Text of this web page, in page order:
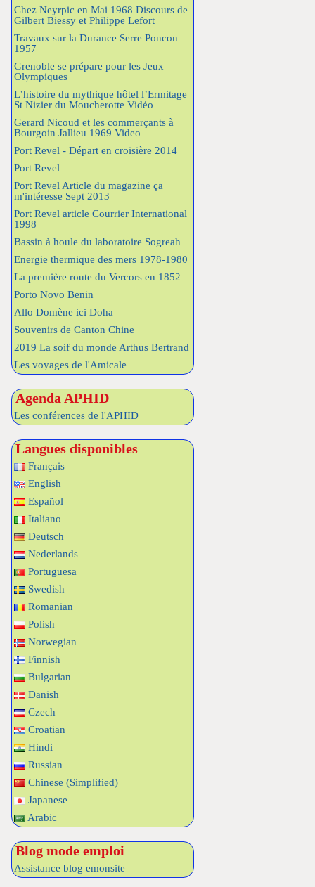
Chez Neyrpic en Mai 1968 Discours de
Gilbert Biessy et Philippe Lefort
Travaux sur la Durance Serre Poncon
1957
Grenoble se prépare pour les Jeux
Olympiques
L’histoire du mythique hôtel l’Ermitage
St Nizier du Moucherotte Vidéo
Gerard Nicoud et les commerçants à
Bourgoin Jallieu 1969 Video
Port Revel - Départ en croisière 2014
Port Revel
Port Revel Article du magazine ça
m'intéresse Sept 2013
Port Revel article Courrier International
1998
Bassin à houle du laboratoire Sogreah
Energie thermique des mers 1978-1980
La première route du Vercors en 1852
Porto Novo Benin
Allo Domène ici Doha
Souvenirs de Canton Chine
2019 La soif du monde Arthus Bertrand
Les voyages de l'Amicale
Agenda APHID
Les conférences de l'APHID
Langues disponibles
Français
English
Español
Italiano
Deutsch
Nederlands
Portuguesa
Swedish
Romanian
Polish
Norwegian
Finnish
Bulgarian
Danish
Czech
Croatian
Hindi
Russian
Chinese (Simplified)
Japanese
Arabic
Blog mode emploi
Assistance blog emonsite